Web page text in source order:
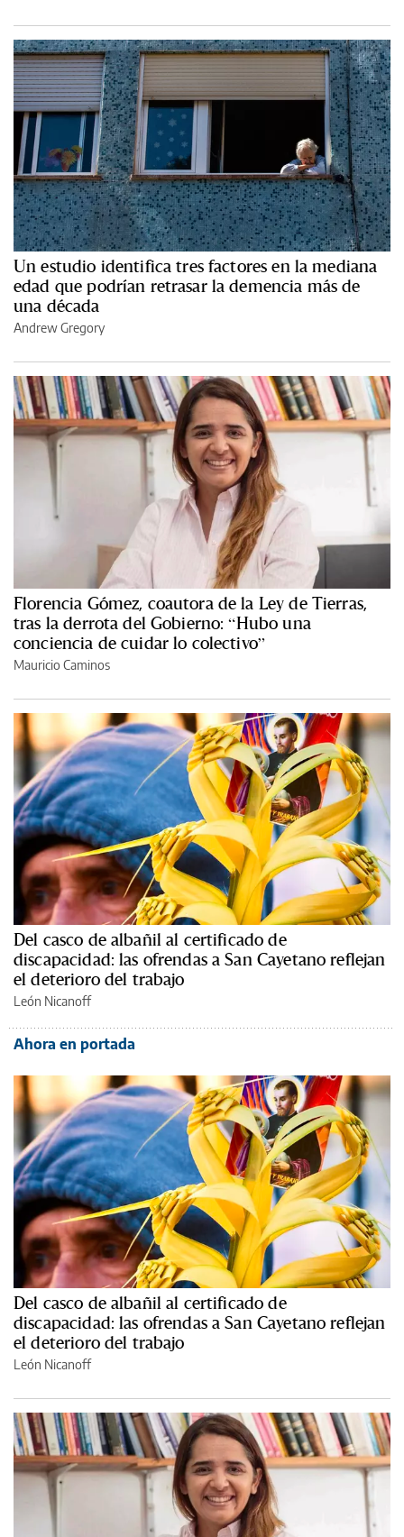
Un estudio identifica tres factores en la mediana
edad que podrían retrasar la demencia más de
una década
Andrew Gregory
Florencia Gómez, coautora de la Ley de Tierras,
tras la derrota del Gobierno: “Hubo una
conciencia de cuidar lo colectivo”
Mauricio Caminos
Del casco de albañil al certificado de
discapacidad: las ofrendas a San Cayetano reflejan
el deterioro del trabajo
León Nicanoff
Ahora en portada
Del casco de albañil al certificado de
discapacidad: las ofrendas a San Cayetano reflejan
el deterioro del trabajo
León Nicanoff